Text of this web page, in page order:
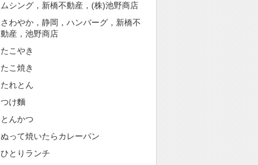
ムシング，新橋不動産，(株)池野商店
さわやか，静岡，ハンバーグ，新橋不
動産，池野商店
たこやき
たこ焼き
たれとん
つけ麵
とんかつ
ぬって焼いたらカレーパン
ひとりランチ